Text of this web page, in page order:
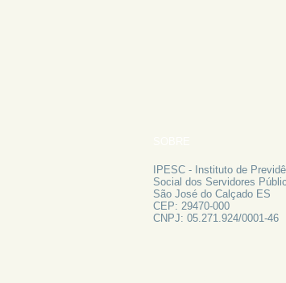
IPESC - Instituto de
Social dos Servidores
São José do Calçado ES
CEP: 29470-000
CNPJ: 05.271.924/0001-46